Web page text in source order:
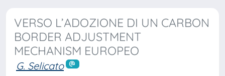
VERSO L’ADOZIONE DI UN CARBON
BORDER ADJUSTMENT
MECHANISM EUROPEO
G. Selicato